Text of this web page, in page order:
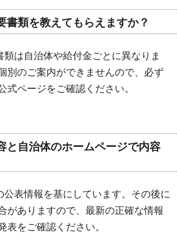
書類を教えてもらえますか？
は自治体や給付金ごとに異なりま
別のご案内ができませんので、必ず
式ページをご確認ください。
と自治体のホームページで内容
表情報を基にしています。その後に
がありますので、最新の正確な情報
表をご確認ください。